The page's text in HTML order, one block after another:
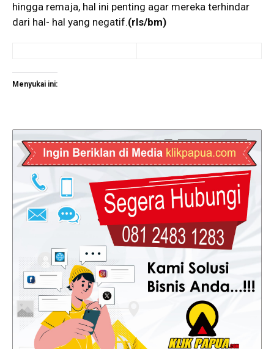
hingga remaja, hal ini penting agar mereka terhindar
dari hal- hal yang negatif.(rls/bm)
Menyukai ini: